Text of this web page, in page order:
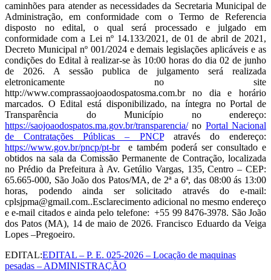
caminhões para atender as necessidades da Secretaria Municipal de
Administração, em conformidade com o Termo de Referencia
disposto no edital, o qual será processado e julgado em
conformidade com a Lei nº 14.133/2021, de 01 de abril de 2021,
Decreto Municipal nº 001/2024 e demais legislações aplicáveis e as
condições do Edital à realizar-se às 10:00 horas do dia 02 de junho
de 2026. A sessão publica de julgamento será realizada
eletronicamente no site
http://www.comprassaojoaodospatosma.com.br no dia e horário
marcados. O Edital está disponibilizado, na íntegra no Portal de
Transparência do Município no endereço:
https://saojoaodospatos.ma.gov.br/transparencia/no Portal Nacional
de Contratações Públicas – PNCPatravés do endereço:
https://www.gov.br/pncp/pt-bre também poderá ser consultado e
obtidos na sala da Comissão Permanente de Contração, localizada
no Prédio da Prefeitura à Av. Getúlio Vargas, 135, Centro – CEP:
65.665-000, São João dos Patos/MA, de 2ª a 6ª, das 08:00 ás 13:00
horas, podendo ainda ser solicitado através do e-mail:
cplsjpma@gmail.com..Esclarecimento adicional no mesmo endereço
e e-mail citados e ainda pelo telefone: +55 99 8476-3978. São João
dos Patos (MA), 14 de maio de 2026. Francisco Eduardo da Veiga
Lopes –Pregoeiro.
EDITAL:EDITAL – P. E. 025-2026 – Locação de maquinas
pesadas – ADMINISTRAÇÃO